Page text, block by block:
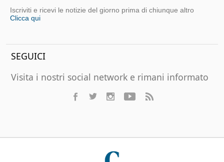
Iscriviti e ricevi le notizie del giorno prima di chiunque altro
Clicca qui
SEGUICI
Visita i nostri social network e rimani informato